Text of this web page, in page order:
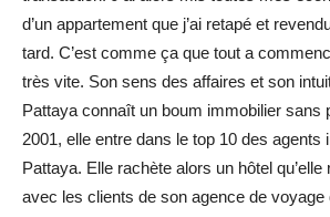
d’un appartement que j’ai retapé et
tard. C’est comme ça que tout a
très vite. Son sens des affaires et son
Pattaya connaît un boum immobilier sans
2001, elle entre dans le top 10 des agents
Pattaya. Elle rachète alors un hôtel
avec les clients de son agence de voyage